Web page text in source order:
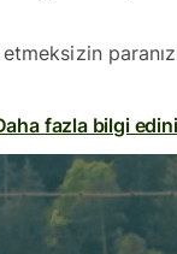
fazla bilgi